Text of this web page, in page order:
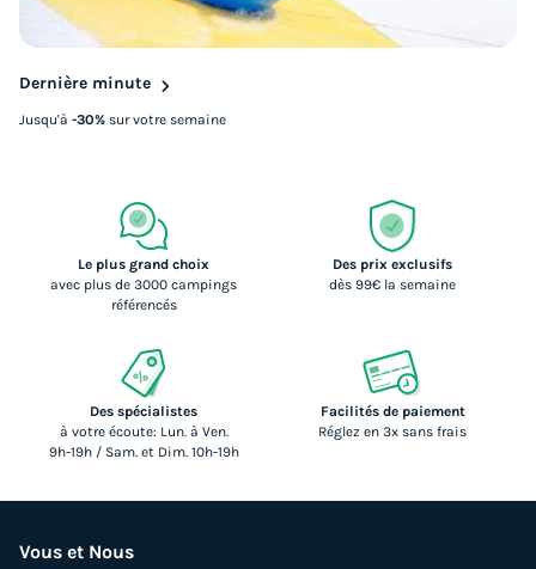
Dernière minute
Jusqu'à -30% sur votre semaine
Le plus grand choix
avec plus de 3000 campings
référencés
Des prix exclusifs
dès 99€ la semaine
Des spécialistes
à votre écoute: Lun. à Ven.
9h-19h / Sam. et Dim. 10h-19h
Facilités de paiement
Réglez en 3x sans frais
Vous et Nous